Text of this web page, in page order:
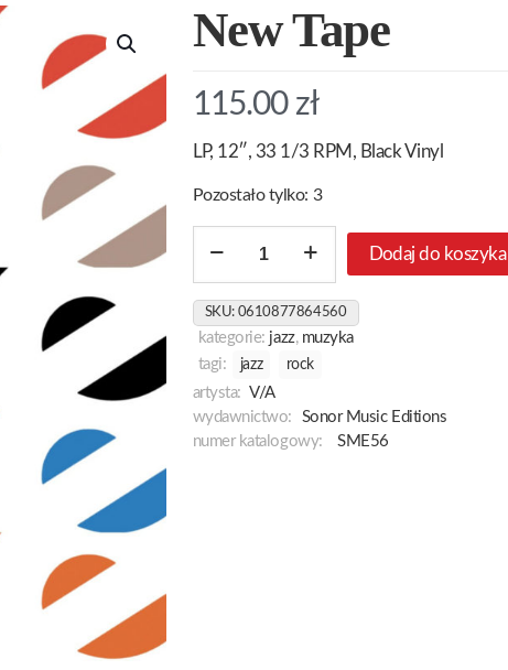
New Tape
115.00 zł
LP, 12″, 33 1/3 RPM, Black Vinyl
Pozostało tylko: 3
Dodaj do koszyka
SKU: 0610877864560
kategorie: jazz, muzyka
tagi:
jazz rock
artysta: V/A
wydawnictwo:
Sonor Music Editions
numer katalogowy:
SME56